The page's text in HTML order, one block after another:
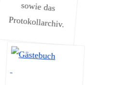
Protokollarchiv.